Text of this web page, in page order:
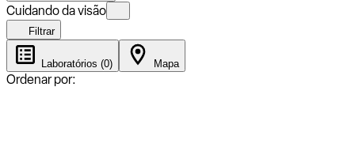
Cuidando da visão
Filtrar
Laboratórios (0) Mapa
Ordenar por: